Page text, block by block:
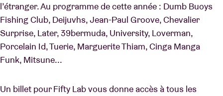
l’étranger. Au programme de cette année : Dumb Buoys
Fishing Club, Deijuvhs, Jean-Paul Groove, Chevalier
Surprise, Later, 39bermuda, University, Loverman,
Porcelain Id, Tuerie, Marguerite Thiam, Cinga Manga
Funk, Mitsune...
Un billet pour Fifty Lab vous donne accès à tous les